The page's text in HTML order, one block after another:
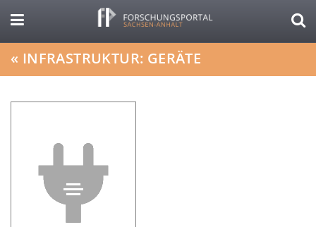
« INFRASTRUKTUR: GERÄTE